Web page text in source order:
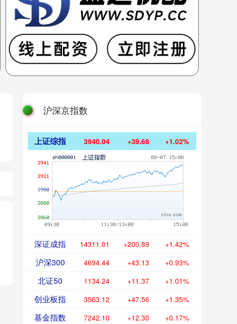
沪深京指数
上证综指 3940.04 +39.68 +1.02%
深证成指 14311.01 +200.89 +1.42%
沪深300 4694.44 +43.13 +0.93%
北证50 1134.24 +11.37 +1.01%
创业板指 3563.12 +47.56 +1.35%
基金指数 7242.10 +12.30 +0.17%